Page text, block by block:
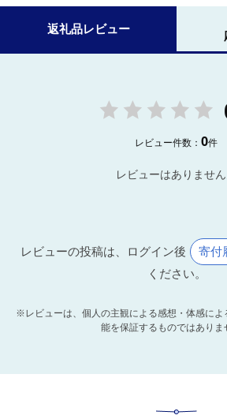
返礼品レビュー
レビュー件数：0件
レビューはありません
レビューの投稿は、ログイン後 寄付
ください。
※レビューは、個人の主観による感想・体感によ
能を保証するものではありま